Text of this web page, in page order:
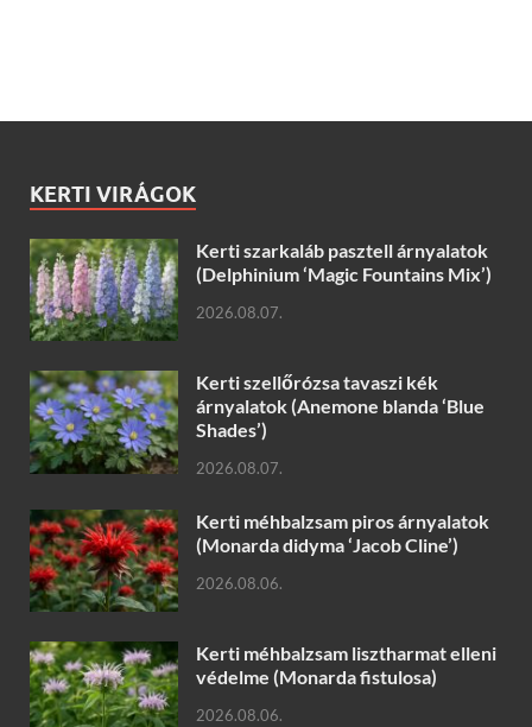
KERTI VIRÁGOK
Kerti szarkaláb pasztell árnyalatok
(Delphinium ‘Magic Fountains Mix’)
2026.08.07.
Kerti szellőrózsa tavaszi kék
árnyalatok (Anemone blanda ‘Blue
Shades’)
2026.08.07.
Kerti méhbalzsam piros árnyalatok
(Monarda didyma ‘Jacob Cline’)
2026.08.06.
Kerti méhbalzsam lisztharmat elleni
védelme (Monarda fistulosa)
2026.08.06.